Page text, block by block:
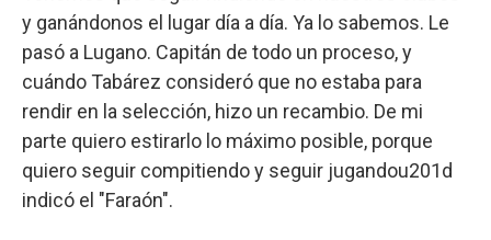
y ganándonos el lugar día a día. Ya lo sabemos. Le
pasó a Lugano. Capitán de todo un proceso, y
cuándo Tabárez consideró que no estaba para
rendir en la selección, hizo un recambio. De mi
parte quiero estirarlo lo máximo posible, porque
quiero seguir compitiendo y seguir jugandou201d
indicó el "Faraón".